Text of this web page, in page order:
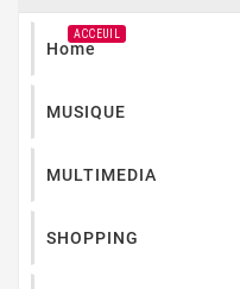
Home
ACCEUIL
MUSIQUE
MULTIMEDIA
SHOPPING